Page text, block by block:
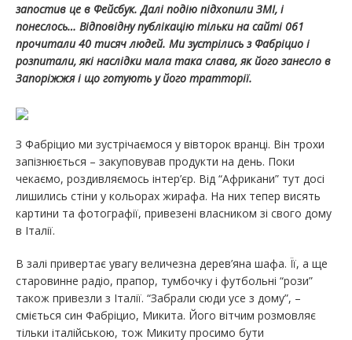
запостив це в Фейсбук. Далі подію підхопили ЗМІ, і
понеслось… Відповідну публікацію тільки на сайті 061
прочитали 40 тисяч людей. Ми зустрілись з Фабріцио і
розпитали, які наслідки мала така слава, як його занесло в
Запоріжжя і що готують у його тратторії.
З Фабріцио ми зустрічаємося у вівторок вранці. Він трохи
запізнюється – закуповував продукти на день. Поки
чекаємо, роздивляємось інтер’єр. Від “Африкани” тут досі
лишились стіни у кольорах жирафа. На них тепер висять
картини та фотографії, привезені власником зі свого дому
в Італії.
В залі привертає увагу величезна дерев’яна шафа. Її, а ще
старовинне радіо, прапор, тумбочку і футбольні “рози”
також привезли з Італії. “Забрали сюди усе з дому”, –
сміється син Фабріцио, Микита. Його вітчим розмовляє
тільки італійською, тож Микиту просимо бути